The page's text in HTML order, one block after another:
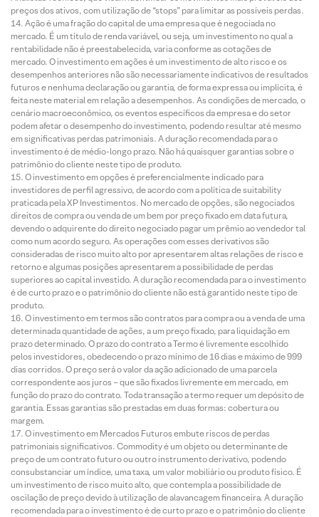
preços dos ativos, com utilização de “stops” para limitar as possíveis perdas.
Ação é uma fração do capital de uma empresa que é negociada no
mercado. É um título de renda variável, ou seja, um investimento no qual a
rentabilidade não é preestabelecida, varia conforme as cotações de
mercado. O investimento em ações é um investimento de alto risco e os
desempenhos anteriores não são necessariamente indicativos de resultados
futuros e nenhuma declaração ou garantia, de forma expressa ou implícita, é
feita neste material em relação a desempenhos. As condições de mercado, o
cenário macroeconômico, os eventos específicos da empresa e do setor
podem afetar o desempenho do investimento, podendo resultar até mesmo
em significativas perdas patrimoniais. A duração recomendada para o
investimento é de médio-longo prazo. Não há quaisquer garantias sobre o
patrimônio do cliente neste tipo de produto.
O investimento em opções é preferencialmente indicado para
investidores de perfil agressivo, de acordo com a política de suitability
praticada pela XP Investimentos. No mercado de opções, são negociados
direitos de compra ou venda de um bem por preço fixado em data futura,
devendo o adquirente do direito negociado pagar um prêmio ao vendedor tal
como num acordo seguro. As operações com esses derivativos são
consideradas de risco muito alto por apresentarem altas relações de risco e
retorno e algumas posições apresentarem a possibilidade de perdas
superiores ao capital investido. A duração recomendada para o investimento
é de curto prazo e o patrimônio do cliente não está garantido neste tipo de
produto.
O investimento em termos são contratos para compra ou a venda de uma
determinada quantidade de ações, a um preço fixado, para liquidação em
prazo determinado. O prazo do contrato a Termo é livremente escolhido
pelos investidores, obedecendo o prazo mínimo de 16 dias e máximo de 999
dias corridos. O preço será o valor da ação adicionado de uma parcela
correspondente aos juros – que são fixados livremente em mercado, em
função do prazo do contrato. Toda transação a termo requer um depósito de
garantia. Essas garantias são prestadas em duas formas: cobertura ou
margem.
O investimento em Mercados Futuros embute riscos de perdas
patrimoniais significativos. Commodity é um objeto ou determinante de
preço de um contrato futuro ou outro instrumento derivativo, podendo
consubstanciar um índice, uma taxa, um valor mobiliário ou produto físico. É
um investimento de risco muito alto, que contempla a possibilidade de
oscilação de preço devido à utilização de alavancagem financeira. A duração
recomendada para o investimento é de curto prazo e o patrimônio do cliente